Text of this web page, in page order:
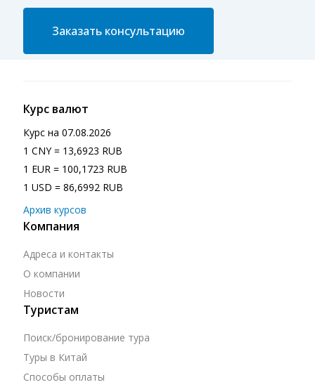
Заказать консультацию
Курс валют
Курс на 07.08.2026
1 CNY = 13,6923 RUB
1 EUR = 100,1723 RUB
1 USD = 86,6992 RUB
Архив курсов
Компания
Адреса и контакты
О компании
Новости
Туристам
Поиск/бронирование тура
Туры в Китай
Способы оплаты